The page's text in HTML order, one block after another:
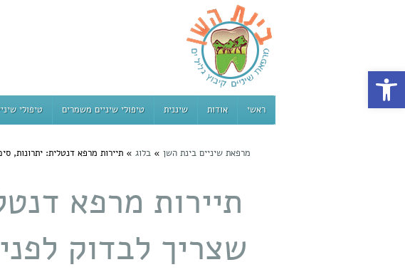
פתח סרגל נגישות
ראשי אודות שיננית טיפולי שיניים משמרים טיפולי
מרפאת שיניים בינת השן » בלוג » תיירות מרפא דנטלית: יתרונות,
תיירות מרפא
שצריך לבדוק